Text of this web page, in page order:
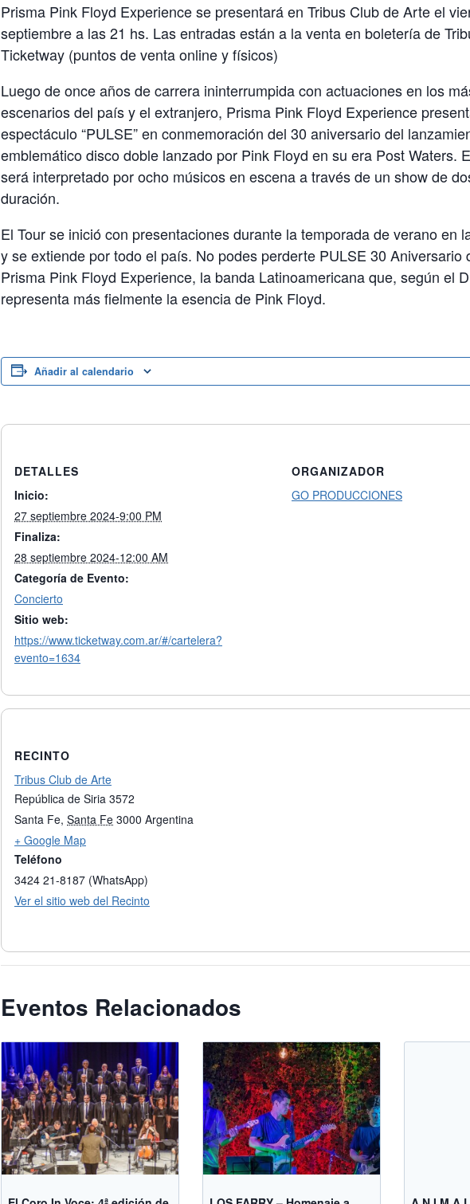
Prisma Pink Floyd Experience se presentará en Tribus Club de Arte el
septiembre a las 21 hs. Las entradas están a la venta en boletería de
Ticketway (puntos de venta online y físicos)
Luego de once años de carrera ininterrumpida con actuaciones en los
escenarios del país y el extranjero, Prisma Pink Floyd Experience
espectáculo “PULSE” en conmemoración del 30 aniversario del
emblemático disco doble lanzado por Pink Floyd en su era Post Waters.
será interpretado por ocho músicos en escena a través de un show de
duración.
El Tour se inició con presentaciones durante la temporada de verano en
y se extiende por todo el país. No podes perderte PULSE 30 Aniversario
Prisma Pink Floyd Experience, la banda Latinoamericana que, según el
representa más fielmente la esencia de Pink Floyd.
Añadir al calendario
DETALLES
Inicio:
27 septiembre 2024-9:00 PM
Finaliza:
28 septiembre 2024-12:00 AM
Categoría de Evento:
Concierto
Sitio web:
https://www.ticketway.com.ar/#/cartelera?
evento=1634
ORGANIZADOR
GO PRODUCCIONES
RECINTO
Tribus Club de Arte
República de Siria 3572
Santa Fe, Santa Fe 3000 Argentina
+ Google Map
Teléfono
3424 21-8187 (WhatsApp)
Ver el sitio web del Recinto
Eventos Relacionados